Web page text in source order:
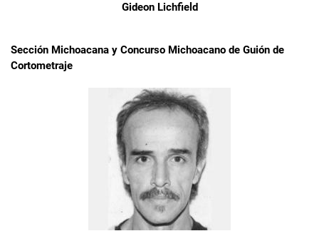
Gideon Lichfield
Sección Michoacana y Concurso Michoacano de Guión de
Cortometraje